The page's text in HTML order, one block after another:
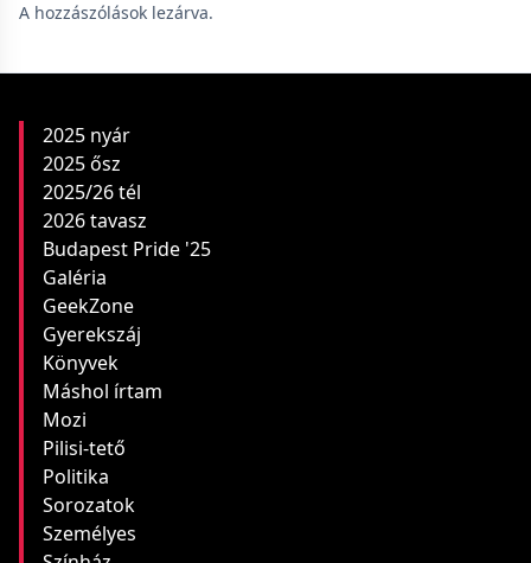
A hozzászólások lezárva.
2025 nyár
2025 ősz
2025/26 tél
2026 tavasz
Budapest Pride '25
Galéria
GeekZone
Gyerekszáj
Könyvek
Máshol írtam
Mozi
Pilisi-tető
Politika
Sorozatok
Személyes